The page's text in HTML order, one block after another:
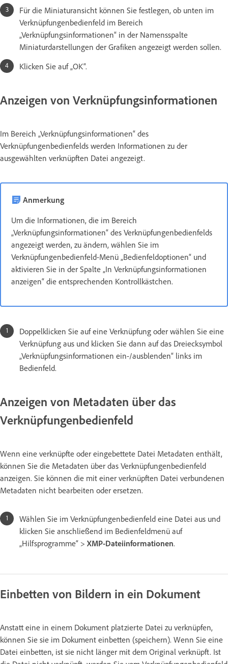
Für die Miniaturansicht können Sie festlegen, ob unten im
Verknüpfungenbedienfeld im Bereich
„Verknüpfungsinformationen“ in der Namensspalte
Miniaturdarstellungen der Grafiken angezeigt werden sollen.
Klicken Sie auf „OK“.
Anzeigen von Verknüpfungsinformationen
Im Bereich „Verknüpfungsinformationen“ des
Verknüpfungenbedienfelds werden Informationen zu der
ausgewählten verknüpften Datei angezeigt.
Anmerkung
Um die Informationen, die im Bereich
„Verknüpfungsinformationen“ des Verknüpfungenbedienfelds
angezeigt werden, zu ändern, wählen Sie im
Verknüpfungenbedienfeld-Menü „Bedienfeldoptionen“ und
aktivieren Sie in der Spalte „In Verknüpfungsinformationen
anzeigen“ die entsprechenden Kontrollkästchen.
Doppelklicken Sie auf eine Verknüpfung oder wählen Sie eine
Verknüpfung aus und klicken Sie dann auf das Dreiecksymbol
„Verknüpfungsinformationen ein-/ausblenden“ links im
Bedienfeld.
Anzeigen von Metadaten über das
Verknüpfungenbedienfeld
Wenn eine verknüpfte oder eingebettete Datei Metadaten enthält,
können Sie die Metadaten über das Verknüpfungenbedienfeld
anzeigen. Sie können die mit einer verknüpften Datei verbundenen
Metadaten nicht bearbeiten oder ersetzen.
Wählen Sie im Verknüpfungenbedienfeld eine Datei aus und
klicken Sie anschließend im Bedienfeldmenü auf
„Hilfsprogramme“ > XMP-Dateiinformationen.
Einbetten von Bildern in ein Dokument
Anstatt eine in einem Dokument platzierte Datei zu verknüpfen,
können Sie sie im Dokument einbetten (speichern). Wenn Sie eine
Datei einbetten, ist sie nicht länger mit dem Original verknüpft. Ist